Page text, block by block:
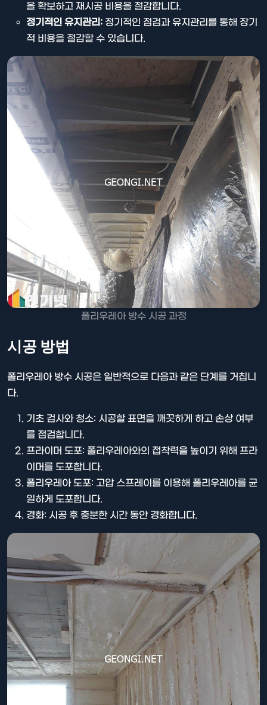
을 확보하고 재시공 비용을 절감합니다.
정기적인 유지관리: 정기적인 점검과 유지관리를 통해 장기
적 비용을 절감할 수 있습니다.
폴리우레아 방수 시공 과정
시공 방법
폴리우레아 방수 시공은 일반적으로 다음과 같은 단계를 거칩니
다.
기초 검사와 청소: 시공할 표면을 깨끗하게 하고 손상 여부
를 점검합니다.
프라이머 도포: 폴리우레아와의 접착력을 높이기 위해 프라
이머를 도포합니다.
폴리우레아 도포: 고압 스프레이를 이용해 폴리우레아를 균
일하게 도포합니다.
경화: 시공 후 충분한 시간 동안 경화합니다.